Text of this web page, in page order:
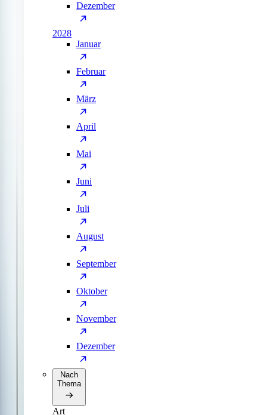
Dezember
2028
Januar
Februar
März
April
Mai
Juni
Juli
August
September
Oktober
November
Dezember
Nach
Thema
Art